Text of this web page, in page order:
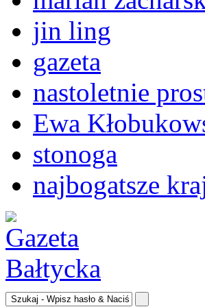
jin ling
gazeta
nastoletnie
Ewa
stonoga
najbogatsze